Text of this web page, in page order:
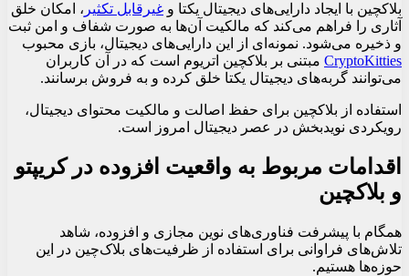
بلاکچین با ایجاد دارایی‌های دیجیتال یکتا و غیرقابل تکثیر ، امکان خلق
آثاری را فراهم می‌کند که مالکیت آن‌ها به صورت شفاف و امن ثبت
و ذخیره می‌شود. نمونه‌ای از این دارایی‌های دیجیتال، بازی محبوب
CryptoKitties مبتنی بر بلاکچین اتریوم است که در آن کاربران
می‌توانند گربه‌های دیجیتال یکتا خلق کرده و به فروش برسانند.
استفاده از بلاکچین برای حفظ اصالت و مالکیت محتوای دیجیتال،
رویکردی نویدبخش در عصر دیجیتال امروز است.
اقدامات مربوط به واقعیت افزوده در کریپتو
و بلاکچین
همگام با پیشرفت فناوری‌های نوین مجازی و افزوده، شاهد
تلاش‌های فراوانی برای استفاده از ظرفیت‌های بلاک‌چین در این
حوزه‌ها هستیم.